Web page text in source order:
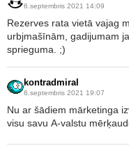
6.septembris 2021 14:09
Rezerves rata vietā vajag
urbjmašīnām, gadijumam
sprieguma. ;)
kontradmiral
6.septembris 2021 19:07
Nu ar šādiem mārketinga
visu savu A-valstu